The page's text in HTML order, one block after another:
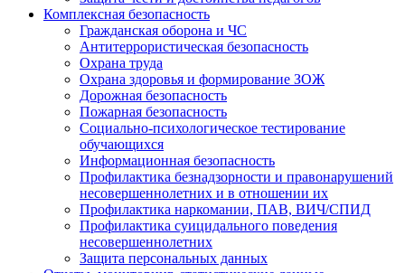
Комплексная безопасность
Гражданская оборона и ЧС
Антитеррористическая безопасность
Охрана труда
Охрана здоровья и формирование ЗОЖ
Дорожная безопасность
Пожарная безопасность
Социально-психологическое тестирование
обучающихся
Информационная безопасность
Профилактика безнадзорности и правонарушений
несовершеннолетних и в отношении их
Профилактика наркомании, ПАВ, ВИЧ/СПИД
Профилактика суицидального поведения
несовершеннолетних
Защита персональных данных